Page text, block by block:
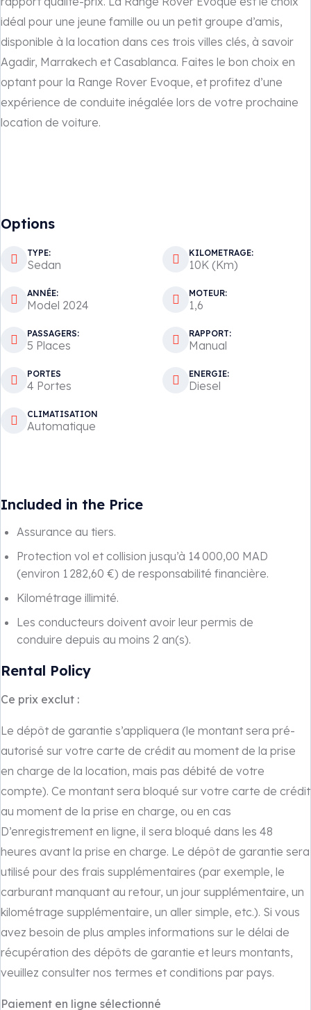
idéal pour une jeune famille ou un petit groupe d’amis,
disponible à la location dans ces trois villes clés, à savoir
Agadir, Marrakech et Casablanca. Faites le bon choix en
optant pour la Range Rover Evoque, et profitez d’une
expérience de conduite inégalée lors de votre prochaine
location de voiture.
Options
TYPE:
Sedan
KILOMETRAGE:
10K (Km)
ANNÉE:
Model 2024
MOTEUR:
1,6
PASSAGERS:
5 Places
RAPPORT:
Manual
PORTES
4 Portes
ENERGIE:
Diesel
CLIMATISATION
Automatique
Included in the Price
Assurance au tiers.
Protection vol et collision jusqu’à 14 000,00 MAD
(environ 1 282,60 €) de responsabilité financière.
Kilométrage illimité.
Les conducteurs doivent avoir leur permis de
conduire depuis au moins 2 an(s).
Rental Policy
Ce prix exclut :
Le dépôt de garantie s’appliquera (le montant sera pré-
autorisé sur votre carte de crédit au moment de la prise
en charge de la location, mais pas débité de votre
compte). Ce montant sera bloqué sur votre carte de crédit
au moment de la prise en charge, ou en cas
D’enregistrement en ligne, il sera bloqué dans les 48
heures avant la prise en charge. Le dépôt de garantie sera
utilisé pour des frais supplémentaires (par exemple, le
carburant manquant au retour, un jour supplémentaire, un
kilométrage supplémentaire, un aller simple, etc.). Si vous
avez besoin de plus amples informations sur le délai de
récupération des dépôts de garantie et leurs montants,
veuillez consulter nos termes et conditions par pays.
Paiement en ligne sélectionné